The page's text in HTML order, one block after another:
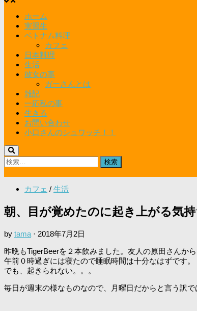
ホーム
実習生
ベトナム料理
カフェ
日本料理
生活
彼女の事
ガーさんとは
雑記
一応私の事
生きる
お問い合わせ
小口さんのシュワッチ！！
検
索:
カフェ / 生活
朝、目が覚めたのに起き上がる気
by tama · 2018年7月2日
昨晩もTigerBeerを２本飲みました。友人の原田さんか
午前０時過ぎには寝たので睡眠時間は十分なはずです。
でも、起きられない。。。
毎日が週末の様なものなので、月曜日だからと言う訳で